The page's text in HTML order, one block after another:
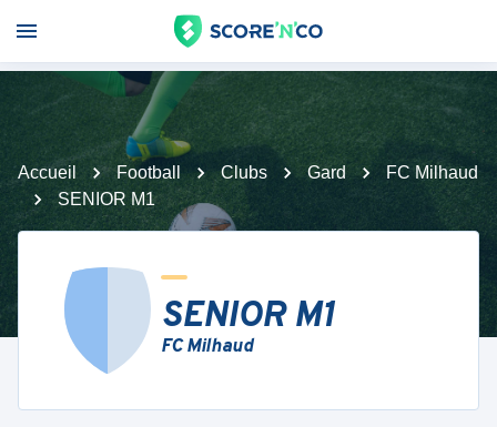
Accueil Football Clubs Gard
FC Milhaud
SENIOR M1
SENIOR M1
FC Milhaud